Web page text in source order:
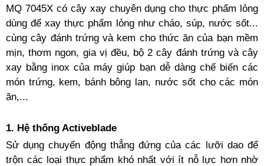
MQ 7045X có cây xay chuyên dụng cho thực phẩm lỏng
dùng để xay thực phẩm lỏng như cháo, súp, nước sốt...
cùng cây đánh trứng và kem cho thức ăn của bạn mềm
mịn, thơm ngon, gia vị đều, bộ 2 cây đánh trứng và cây
xay bằng inox của máy giúp bạn dễ dàng chế biến các
món trứng, kem, bánh bông lan, nước sốt cho các món
ăn,...
1. Hệ thống Activeblade
Sử dụng chuyển động thẳng đứng của các lưỡi dao để
trộn các loại thực phẩm khó nhất với ít nỗ lực hơn nhờ